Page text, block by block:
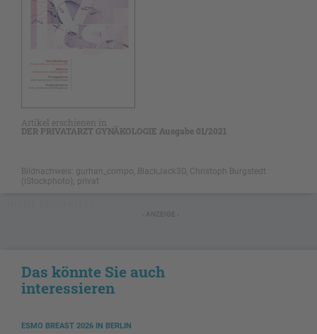
Artikel erschienen in
DER PRIVATARZT GYNÄKOLOGIE Ausgabe 01/2021
Bildnachweis: gurhan_compo, BlackJack3D, Christoph Burgstedt
(iStockphoto); privat
- ANZEIGE -
Das könnte Sie auch
interessieren
ESMO BREAST 2026 IN BERLIN